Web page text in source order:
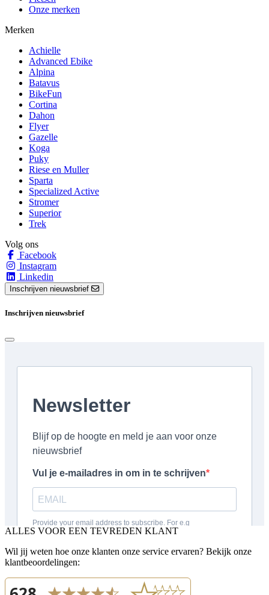
Onze merken
Merken
Achielle
Advanced Ebike
Alpina
Batavus
BikeFun
Cortina
Dahon
Flyer
Gazelle
Koga
Puky
Riese en Muller
Sparta
Specialized Active
Stromer
Superior
Trek
Volg ons
Facebook
Instagram
Linkedin
Inschrijven nieuwsbrief
Inschrijven nieuwsbrief
ALLES VOOR EEN TEVREDEN KLANT
Wil jij weten hoe onze klanten onze service ervaren? Bekijk onze
klantbeoordelingen: